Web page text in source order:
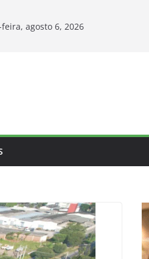
agosto 6, 2026